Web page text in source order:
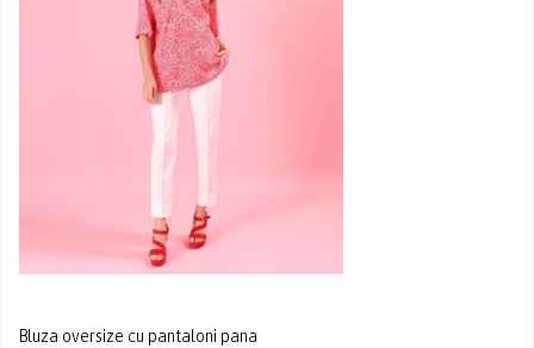
Bluza oversize cu pantaloni pana